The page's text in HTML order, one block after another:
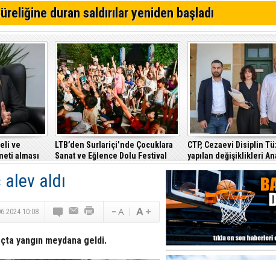
fark yaratıyor”
Uluslararası Yarı Maraton Parkuruna kavuştu
işlenen cinayetin ardından 7 kişi tutuklandı!
duran saldırılar yeniden başladı
ve
alması
LTB’den Surlariçi’nde Çocuklara
Sanat ve Eğlence Dolu Festival
CTP, Cezaevi Disiplin
yapılan değişiklikleri
Mahkemesi’ne taşıdı
aldı
10:08
yangın meydana geldi.